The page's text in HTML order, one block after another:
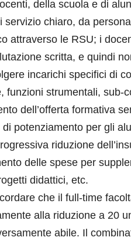
della scuola e di
servizio chiaro, da
attraverso le RSU; i
scritta, e quindi
incarichi specifici di
funzioni strumentali, sub-
dell’offerta formativa
potenziamento per gli
riduzione
delle spese per
didattici, etc.
che il full-time
alla riduzione a 20
abile. Il